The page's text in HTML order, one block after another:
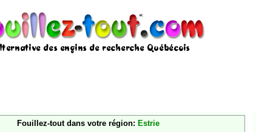
Fouillez-tout dans votre région: Estrie